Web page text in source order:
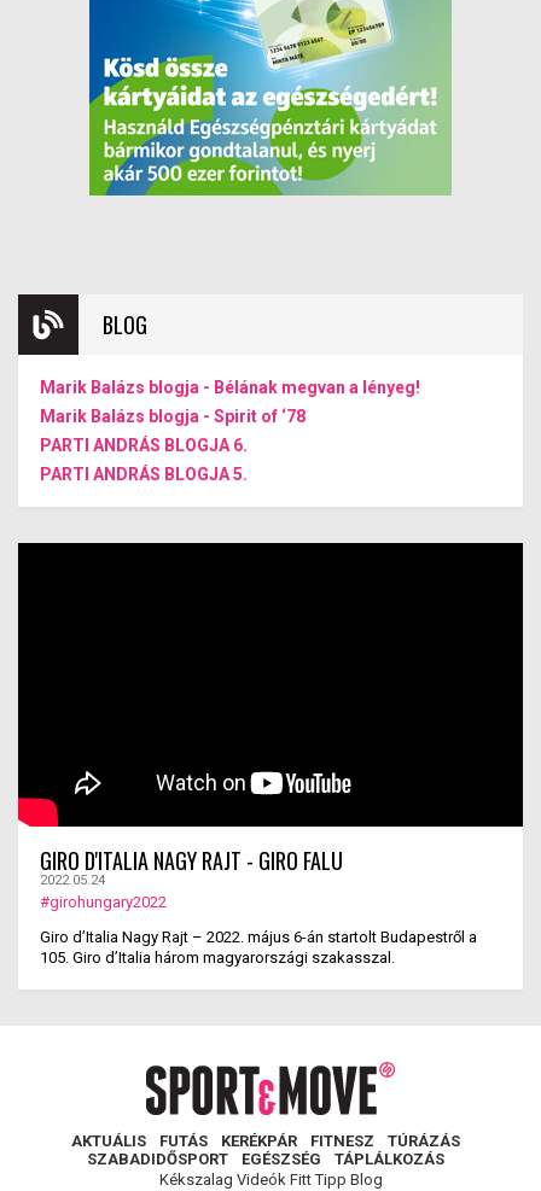
BLOG
Marik Balázs blogja - Bélának megvan a lényeg!
Marik Balázs blogja - Spirit of ‘78
PARTI ANDRÁS BLOGJA 6.
PARTI ANDRÁS BLOGJA 5.
GIRO D'ITALIA NAGY RAJT - GIRO FALU
2022.05.24
#girohungary2022
Giro d’Italia Nagy Rajt – 2022. május 6-án startolt Budapestről a
105. Giro d’Italia három magyarországi szakasszal.
AKTUÁLIS FUTÁS KERÉKPÁR FITNESZ
TÚRÁZÁS
SZABADIDŐSPORT
EGÉSZSÉG
TÁPLÁLKOZÁS
Kékszalag Videók Fitt Tipp Blog